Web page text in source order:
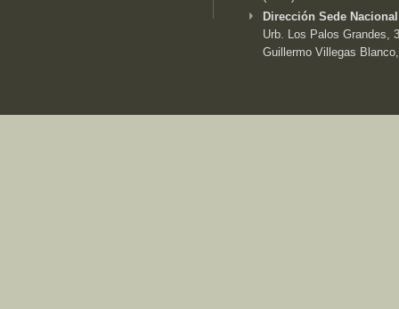
Dirección Sede
Urb. Los Palos Grandes,
Guillermo Villegas